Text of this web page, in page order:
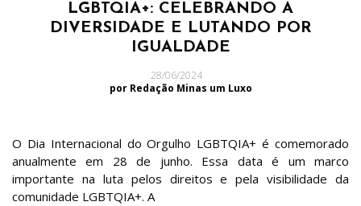
LGBTQIA+: CELEBRANDO A
DIVERSIDADE E LUTANDO POR
IGUALDADE
28/06/2024
por Redação Minas um Luxo
O Dia Internacional do Orgulho LGBTQIA+ é comemorado
anualmente em 28 de junho. Essa data é um marco
importante na luta pelos direitos e pela visibilidade da
comunidade LGBTQIA+. A